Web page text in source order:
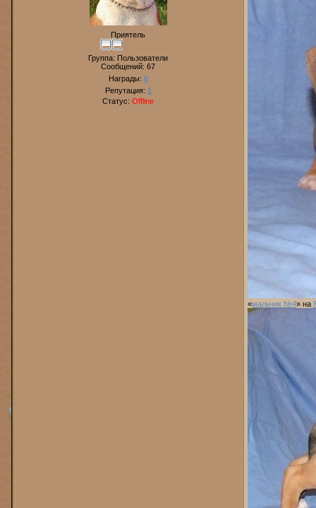
Приятель
Группа: Пользователи
Сообщений:67
Награды: 0
Репутация: 1
Статус:Offline
«мальчик №4» на